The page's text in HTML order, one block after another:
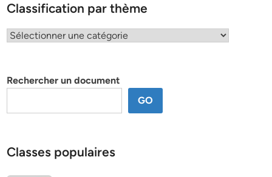
Classification par thème
Classification
Rechercher un document
GO
Classes populaires